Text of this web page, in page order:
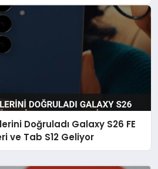
Doğruladı Galaxy S26 FE
ve Tab S12 Geliyor